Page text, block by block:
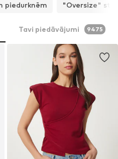
piedurknēm "Oversize"
Tavi piedāvājumi 9475